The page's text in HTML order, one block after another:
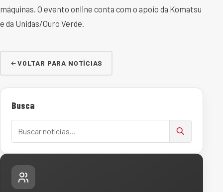
máquinas. O evento online conta com o apoio da Komatsu
e da Unidas/Ouro Verde.
VOLTAR PARA NOTÍCIAS
Busca